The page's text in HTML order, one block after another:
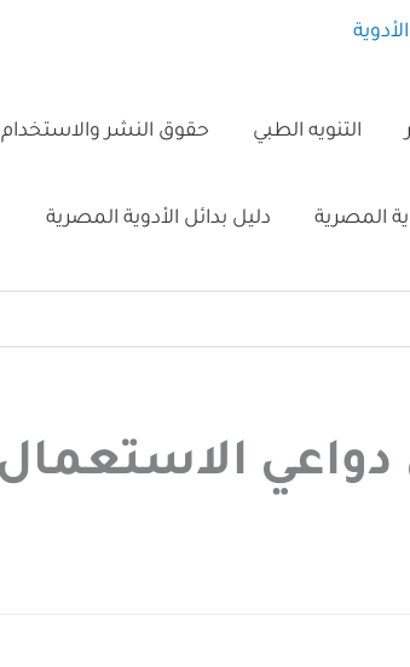
التنويه الطبي حقوق النشر والاستخدام
المصرية دليل بدائل الأدوية المصرية